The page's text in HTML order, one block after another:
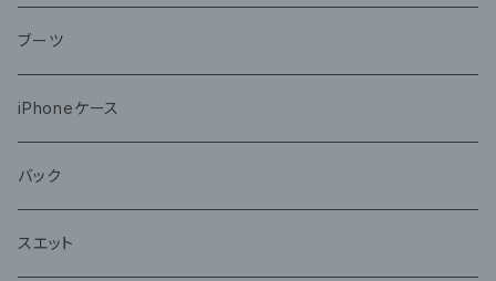
ブーツ
iPhoneケース
バック
スエット